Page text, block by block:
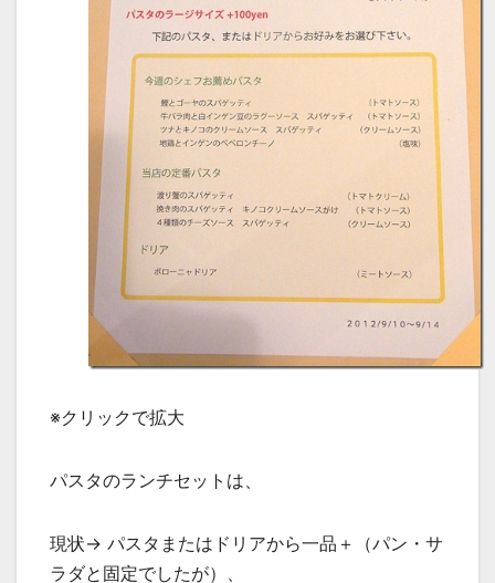
※クリックで拡大
パスタのランチセットは、
現状→ パスタまたはドリアから一品＋（パン・サ
ラダと固定でしたが）、